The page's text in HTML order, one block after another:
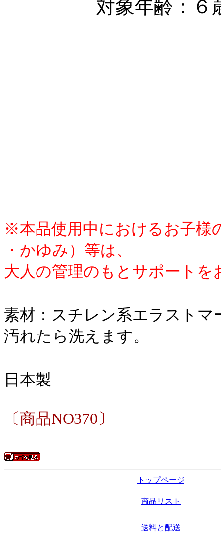
対象年齢：６
※本品使用中におけるお子様
・かゆみ）等は、
大人の管理のもとサポートを
素材：スチレン系エラストマ
汚れたら洗えます。
日本製
〔商品NO370〕
トップページ
商品リスト
送料と配送